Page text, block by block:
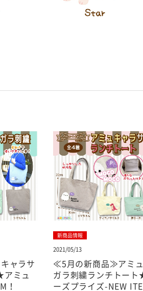
≪5月の新商品≫アミュキャラサ
ガラ刺繍ランチトート★アミュ
ーズプライズ-NEW ITEM！